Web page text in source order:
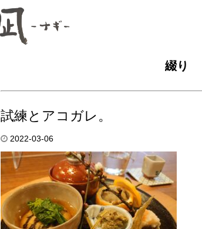
綴り
試練とアコガレ。
2022-03-06